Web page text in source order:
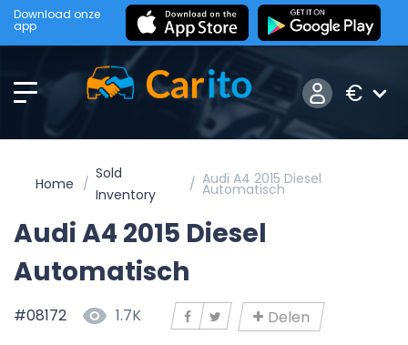
Download onze
app
€
Home
Sold
Inventory
Audi A4 2015 Diesel
Automatisch
Audi A4 2015 Diesel
Automatisch
#08172 1.7K Delen